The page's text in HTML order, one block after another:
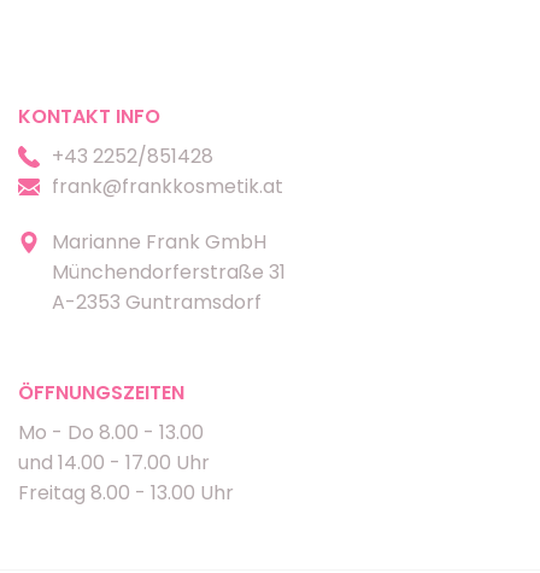
KONTAKT INFO
+43 2252/851428
frank@frankkosmetik.at
Marianne Frank GmbH
Münchendorferstraße 31
A-2353 Guntramsdorf
ÖFFNUNGSZEITEN
Mo - Do 8.00 - 13.00
und 14.00 - 17.00 Uhr
Freitag 8.00 - 13.00 Uhr